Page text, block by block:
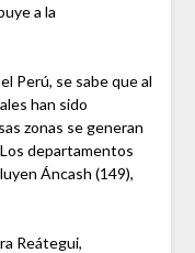
a la
Perú, se sabe que al
han sido
zonas se generan
departamentos
Áncash (149),
Reátegui,